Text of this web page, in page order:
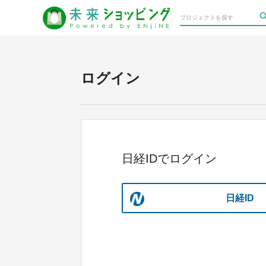
ログイン
日経IDでログイン
日経ID